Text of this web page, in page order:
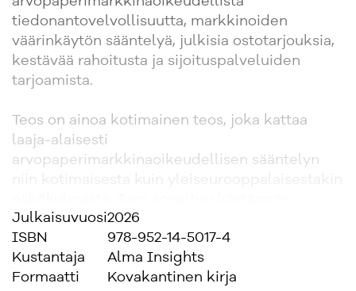
tiedonantovelvollisuutta, markkinoiden
väärinkäytön sääntelyä, julkisia ostotarjouksia,
kestävää rahoitusta ja sijoituspalveluiden
tarjoamista.
Teos on ainoa kotimainen teos, joka kattaa
laaja-alaisesti
arvopaperimarkkinaoikeudellisen sääntelyn
juridiikan ammattilaisten työn tueksi,
tutkimuskäsikirjaksi sekä oppikirjaksi.
Molemmilla kirjoittajilla on noin viidentoista
Julkaisuvuosi2026
ISBN
978-952-14-5017-4
Kustantaja
Alma Insights
Formaatti
Kovakantinen kirja